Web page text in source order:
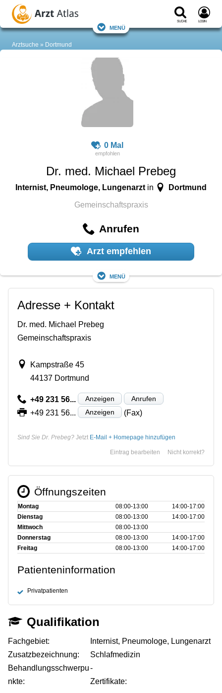
Suche Login
Menü
Arztsuche Dortmund
0 Mal
Dr. med. Michael Prebeg
Internist, Pneumologe, Lungenarzt in Dortmund
Gemeinschaftspraxis
Anrufen
Arzt empfehlen
Menü
Adresse + Kontakt
Dr. med. Michael Prebeg
Gemeinschaftspraxis
Kampstraße 45
44137 Dortmund
+49 231 56... Anzeigen Anrufen
+49 231 56... Anzeigen (Fax)
Sind Sie Dr. Prebeg? Jetzt E-Mail + Homepage hinzufügen
Nicht korrekt?
Eintrag bearbeiten
Öffnungszeiten
Montag 08:00‑13:00
14:00‑17:00
Dienstag
08:00‑13:00
14:00‑17:00
Mittwoch
08:00‑13:00
Donnerstag
08:00‑13:00
14:00‑17:00
Freitag
08:00‑13:00 14:00‑17:00
Patienteninformation
Privatpatienten
Qualifikation
Fachgebiet:
Internist, Pneumologe, Lungenarzt
Zusatzbezeichnung:
Schlafmedizin
Behandlungsschwerpu
nkte:
-
Zertifikate: